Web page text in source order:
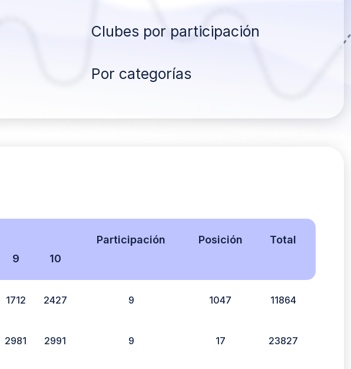
Clubes por participación
Por categorías
9 10
Participación Posición Total
1712 2427 9 1047 11864
2981 2991 9 17 23827